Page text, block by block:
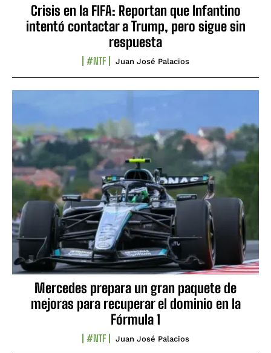
Crisis en la FIFA: Reportan que Infantino
intentó contactar a Trump, pero sigue sin
respuesta
#NTF Juan José Palacios
Mercedes prepara un gran paquete de
mejoras para recuperar el dominio en la
Fórmula 1
#NTF Juan José Palacios